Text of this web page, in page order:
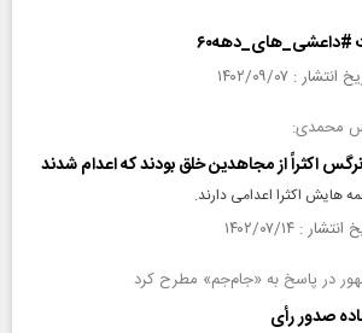
#داعشی_های_دهه۶۰
محمدی:
نرگس اکثراً از مجاهدین خلق بودند که اعدام شدند
هایش اکثرا اعدامی دارند.
در پاسخ به «جام‌جم» مطرح کرد
صدور رأی